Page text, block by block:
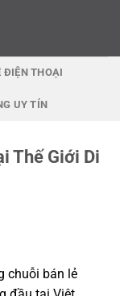
ĐIỆN THOẠI
UY TÍN
Thế Giới Di
chuỗi bán lẻ